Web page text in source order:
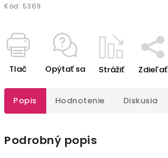
Kód: 5369
Tlač Opýtať sa Strážiť Zdieľať
Popis Hodnotenie Diskusia
Podrobný popis